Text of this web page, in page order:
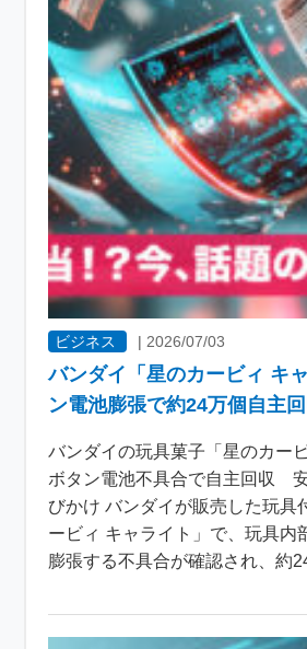
ビジネス | 2026/07/03
バンダイ「星のカービィ キ
ン電池膨張で約24万個自主
バンダイの玩具菓子「星のカー
ボタン電池不具合で自主回収
びかけ バンダイが販売した玩具
ービィ キャライト」で、玩具内
膨張する不具合が確認され、約